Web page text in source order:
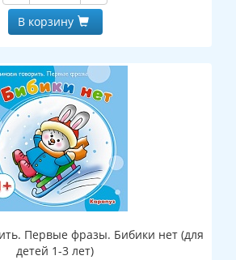
В корзину
Первые фразы. Бибики нет (для
детей 1-3 лет)